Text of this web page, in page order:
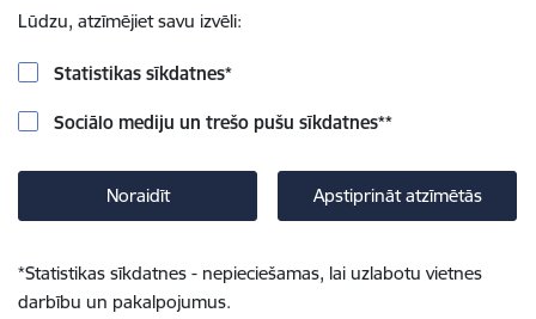
Lūdzu, atzīmējiet savu izvēli:
Statistikas sīkdatnes*
Sociālo mediju un trešo pušu sīkdatnes**
Noraidīt Apstiprināt atzīmētās
*Statistikas sīkdatnes - nepieciešamas, lai uzlabotu vietnes
darbību un pakalpojumus.